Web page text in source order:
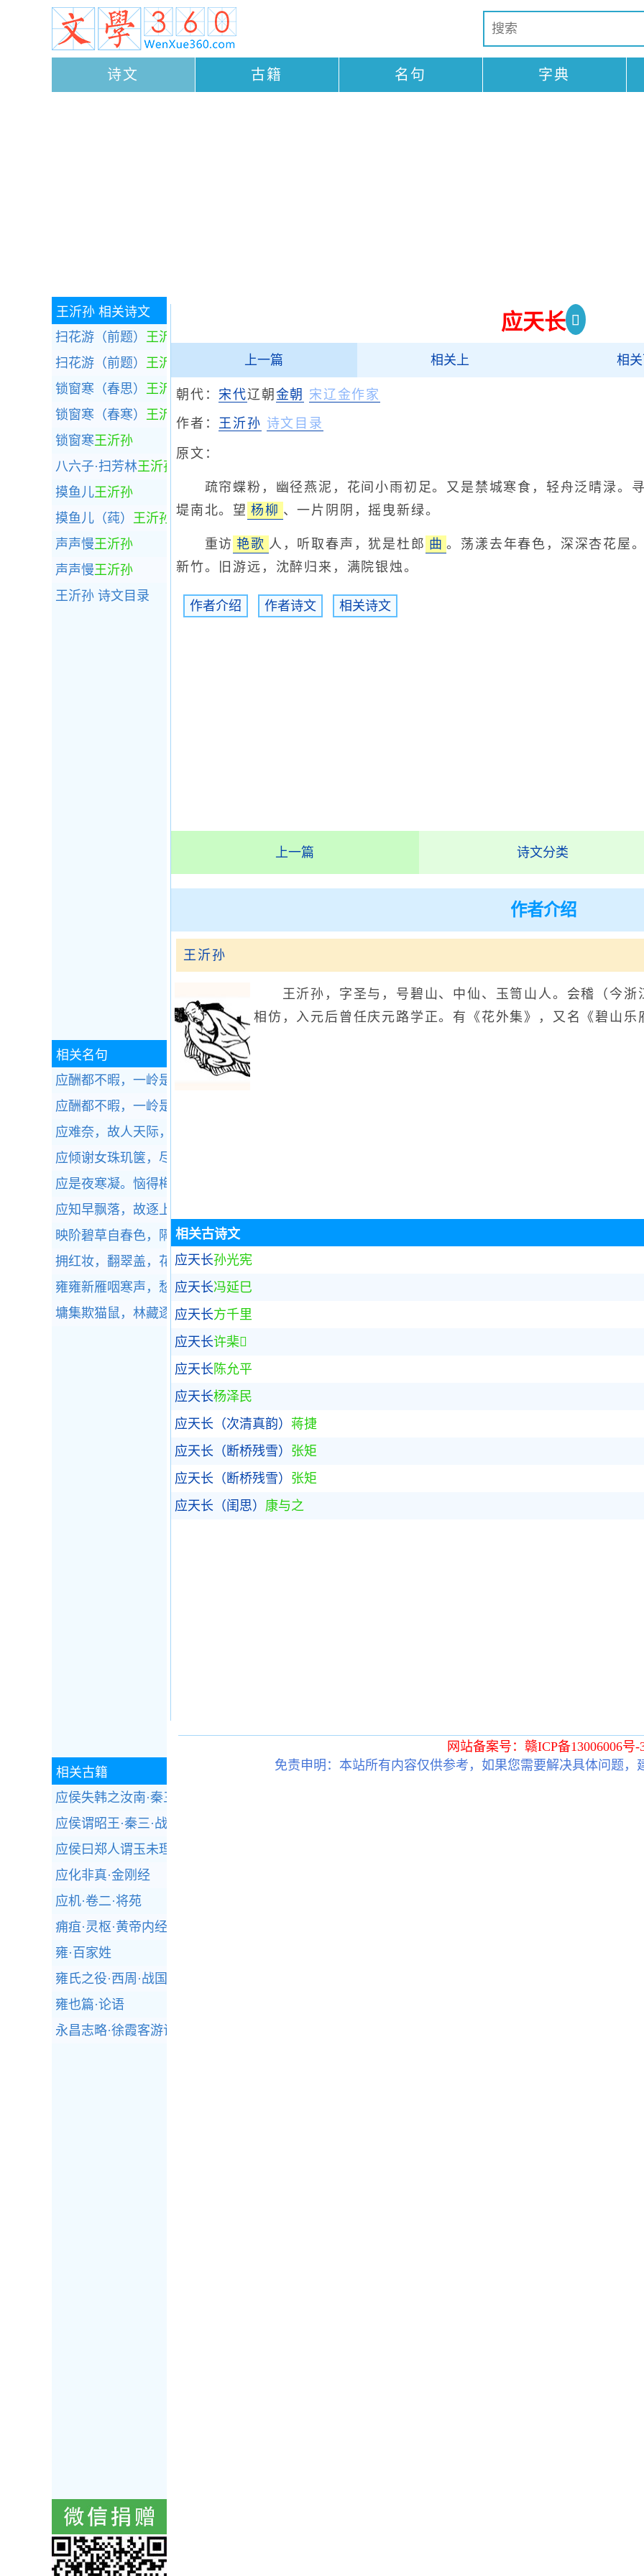
诗文 古籍 名句 字典
应天长
上一篇 相关上 相
朝代：宋代辽朝 金朝 宋辽金作家
作者： 王沂孙 诗文目录
原文：
疏帘蝶粉，幽径燕泥，花间小雨初足。又是禁城寒食，轻舟泛晴渌。
堤南北。望 杨柳 、一片阴阴，摇曳新绿。
重访 艳歌 人，听取春声，犹是杜郎 曲 。荡漾去年春色，深深杏花屋
新竹。旧游远，沈醉归来，满院银烛。
作者介绍 作者诗文 相关诗文
上一篇 诗文分类
作者介绍
王沂孙
王沂孙，字圣与，号碧山、中仙、玉笥山人。会稽（今浙
相仿，入元后曾任庆元路学正。有《花外集》，又名《碧山乐
相关古诗文
应天长孙光宪
应天长冯延巳
应天长方千里
应天长许棐
应天长陈允平
应天长杨泽民
应天长（次清真韵） 蒋捷
应天长（断桥残雪） 张矩
应天长（断桥残雪） 张矩
应天长（闺思） 康与之
王沂孙 相关诗文
扫花游（前题） 王沂孙
扫花游（前题） 王沂孙
锁窗寒（春思） 王沂孙
锁窗寒（春寒） 王沂孙
锁窗寒王沂孙
八六子·扫芳林王沂孙
摸鱼儿王沂孙
摸鱼儿（莼） 王沂孙
声声慢王沂孙
声声慢王沂孙
王沂孙 诗文目录
相关名句
应酬都不暇，一岭是梅花。全诗赏析
应酬都不暇，一岭是梅花。全诗赏析
应难奈，故人天际，望彻淮山，相思无雁足。全诗赏析
应倾谢女珠玑箧，尽写檀郎锦绣篇。全诗赏析
应是夜寒凝。恼得梅花睡不成。全诗赏析
应知早飘落，故逐上春来。全诗赏析
映阶碧草自春色，隔叶黄鹂空好音。全诗赏析
拥红妆，翻翠盖，花影暗南浦。全诗赏析
雍雍新雁咽寒声，愁恨年年长相似。全诗赏析
墉集欺猫鼠，林藏逐雀鹯。全诗赏析
相关古籍
应侯失韩之汝南·秦三·战国策
应侯谓昭王·秦三·战国策
应侯曰郑人谓玉未理者璞·秦三·战国策
应化非真·金刚经
应机·卷二·将苑
痈疽·灵枢·黄帝内经
雍·百家姓
雍氏之役·西周·战国策
雍也篇·论语
永昌志略·徐霞客游记
网站备案号：赣ICP备13006006号-
免责申明：本站所有内容仅供参考，如果您需要解决具体问题，